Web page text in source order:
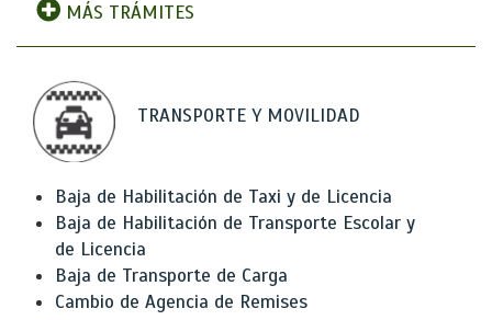
MÁS TRÁMITES
TRANSPORTE Y MOVILIDAD
Baja de Habilitación de Taxi y de Licencia
Baja de Habilitación de Transporte Escolar y
de Licencia
Baja de Transporte de Carga
Cambio de Agencia de Remises